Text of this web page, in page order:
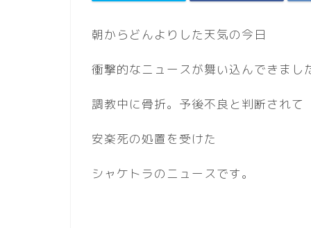
朝からどんよりした天気の今日
衝撃的なニュースが舞い込んできまし
調教中に骨折。予後不良と判断されて
安楽死の処置を受けた
シャケトラのニュースです。